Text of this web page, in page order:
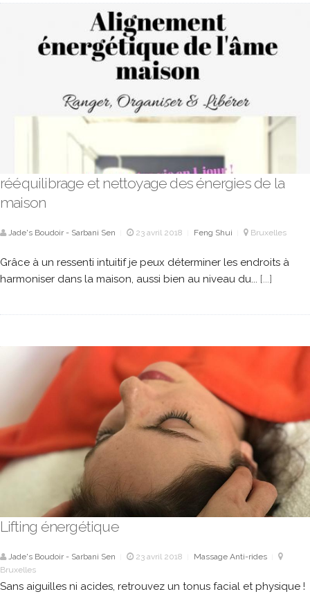
rééquilibrage et nettoyage des énergies de la
maison
Jade's Boudoir - Sarbani Sen 23 avril 2018 Feng Shui Bruxelles
Grâce à un ressenti intuitif je peux déterminer les endroits à
harmoniser dans la maison, aussi bien au niveau du... [...]
Lifting énergétique
Jade's Boudoir - Sarbani Sen 23 avril 2018 Massage Anti-rides
Bruxelles
Sans aiguilles ni acides, retrouvez un tonus facial et physique !